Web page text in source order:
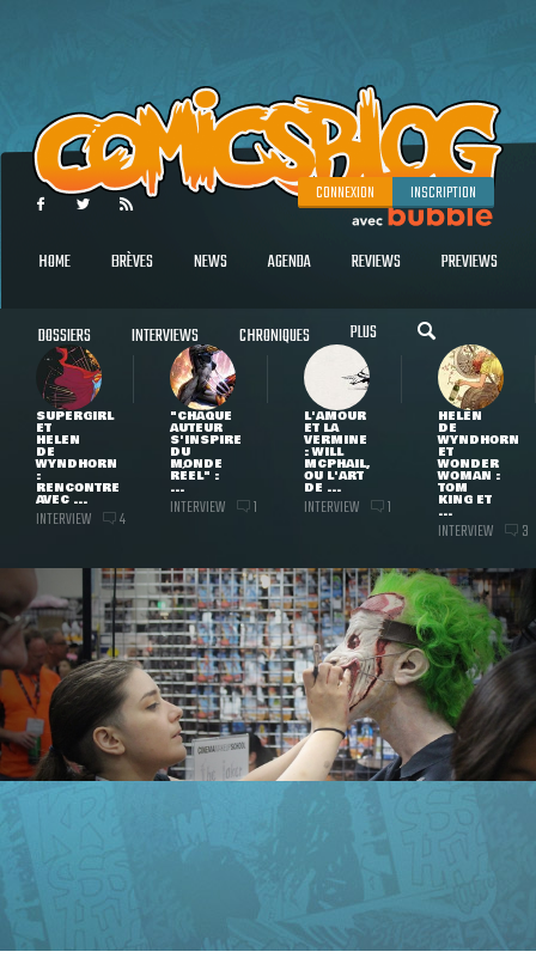
CONNEXION INSCRIPTION
HOME BRÈVES NEWS AGENDA REVIEWS PREVIEWS
DOSSIERS INTERVIEWS CHRONIQUES PLUS
SUPERGIRL
ET
HELEN
DE
WYNDHORN
:
RENCONTRE
AVEC ...
INTERVIEW 4
"CHAQUE
AUTEUR
S'INSPIRE
DU
MONDE
RÉEL" :
...
INTERVIEW 1
L'AMOUR
ET LA
VERMINE
: WILL
MCPHAIL,
OU L'ART
DE ...
INTERVIEW 1
HELEN
DE
WYNDHORN
ET
WONDER
WOMAN :
TOM
KING ET
...
INTERVIEW 3